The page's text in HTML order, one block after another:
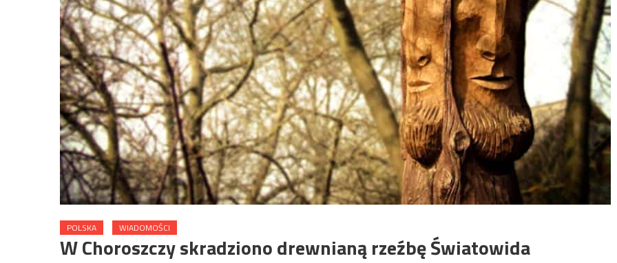
POLSKA WIADOMOŚCI
W Choroszczy skradziono drewnianą rzeźbę Światowida